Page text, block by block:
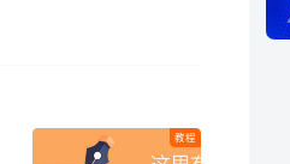
教程